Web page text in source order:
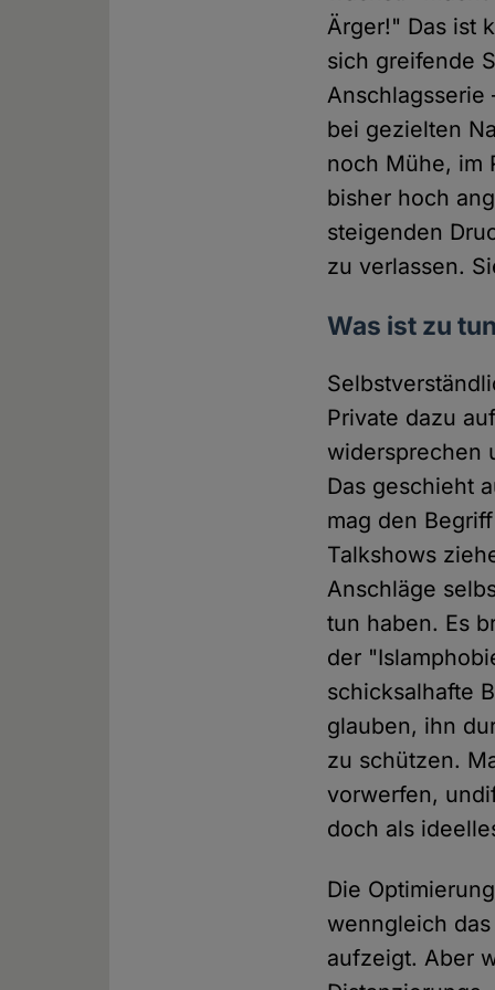
Ärger!" Das ist
sich greifende
Anschlagsserie
bei gezielten
noch Mühe, im
bisher hoch
steigenden
zu verlassen.
Was ist zu
Private dazu
widersprechen
Das geschieht
mag den
Talkshows
Anschläge
tun haben. Es
der
schicksalhafte
glauben, ihn
zu schützen.
vorwerfen,
doch als
Die
wenngleich
aufzeigt. Aber